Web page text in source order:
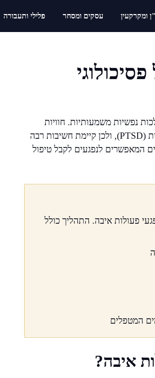
ומקרקעין עסקים ומסחר פלילי ותעבורה
נפשיות משמעותיות. חוויות
טראומטיות עלולות לגרום להפרעות חרדה, דיכאון ותסמונת פוסט-טראומטית (PTSD), ולכן קיימת חשיבות רבה
המאפשרים לנפגעים לקבל טיפול
פעולות איבה. התהליך כולל
המטפלים
איבה?